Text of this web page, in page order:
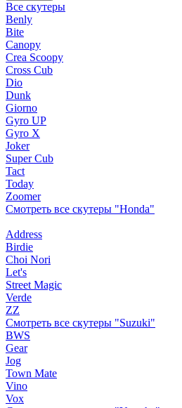
Все скутеры
Benly
Bite
Canopy
Crea Scoopy
Cross Cub
Dio
Dunk
Giorno
Gyro UP
Gyro X
Joker
Super Cub
Tact
Today
Zoomer
Смотреть все скутеры "Honda"
Address
Birdie
Choi Nori
Let's
Street Magic
Verde
ZZ
Смотреть все скутеры "Suzuki"
BWS
Gear
Jog
Town Mate
Vino
Vox